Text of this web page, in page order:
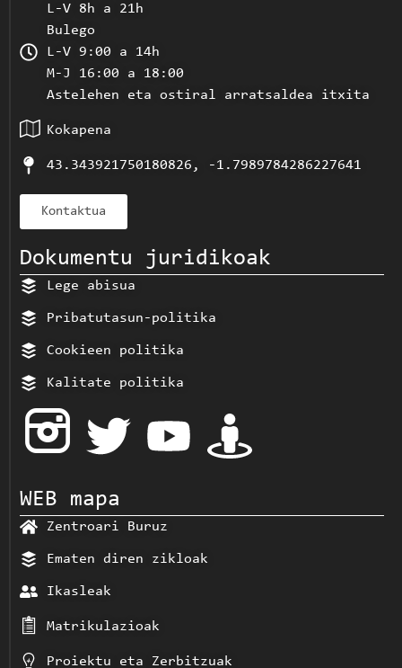
L-V 8h a 21h
Bulego
L-V 9:00 a 14h
M-J 16:00 a 18:00
Astelehen eta ostiral arratsaldea itxita
Kokapena
43.343921750180826, -1.7989784286227641
Kontaktua
Dokumentu juridikoak
Lege abisua
Pribatutasun-politika
Cookieen politika
Kalitate politika
WEB mapa
Zentroari Buruz
Ematen diren zikloak
Ikasleak
Matrikulazioak
Proiektu eta Zerbitzuak